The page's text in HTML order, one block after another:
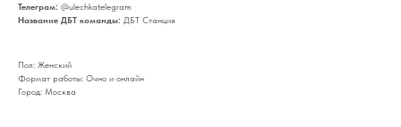
Телеграм: @ulechkatelegram
Название ДБТ команды: ДБТ Станция
Пол: Женский
Формат работы: Очно и онлайн
Город: Москва